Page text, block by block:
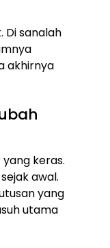
Di sanalah
akhirnya
keras.
awal.
yang
utama